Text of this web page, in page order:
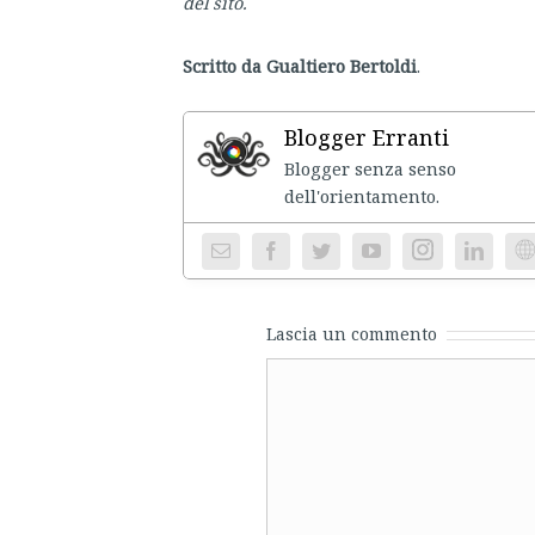
Scritto da Gualtiero Bertoldi.
Blogger Erranti
Blogger senza senso
Instagram
Lascia un commento